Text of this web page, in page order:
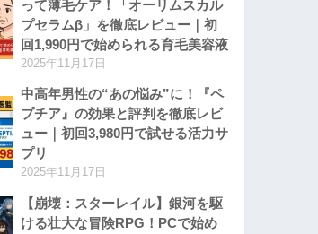
って薄毛ケア！「オーリムスカル
プセラムβ」を徹底レビュー｜初
回1,990円で始められる育毛美容液
2025年11月17日
中高年男性の“あの悩み”に！『ペ
プチア』の効果と評判を徹底レビ
ュー｜初回3,980円で試せる活力サ
プリ
2025年11月17日
【崩壊：スターレイル】銀河を駆
ける壮大な冒険RPG！PCで始め